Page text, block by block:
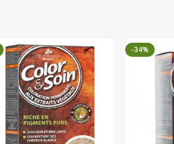
-34%